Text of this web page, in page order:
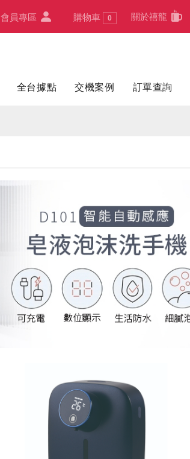
會員專區 購物車 0 關於禧龍
全台據點 交機案例 訂單查詢